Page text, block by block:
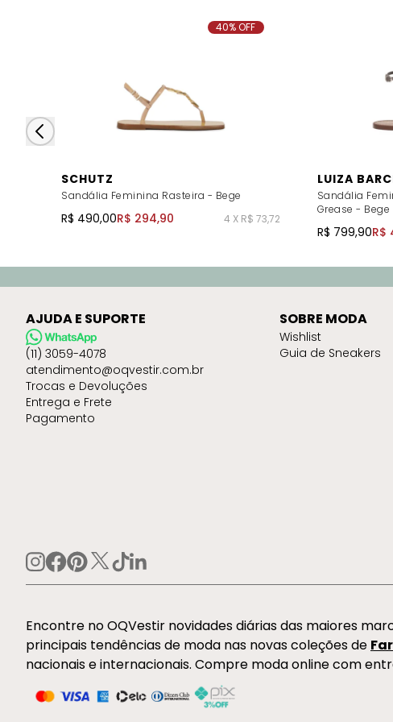
SCHUTZ
Sandália Feminina Rasteira - Bege
R$ 490,00R$ 294,90 4 X R$ 73,72
40% OFF
LUIZA
Sandália
Grease - Bege
R$ 799,90R$
AJUDA E SUPORTE
(11) 3059-4078
atendimento@oqvestir.com.br
Trocas e Devoluções
Entrega e Frete
Pagamento
SOBRE MODA
Wishlist
Guia de Sneakers
Encontre no OQVestir novidades diárias das maiores
principais tendências de moda nas novas coleções de
nacionais e internacionais. Compre moda online com